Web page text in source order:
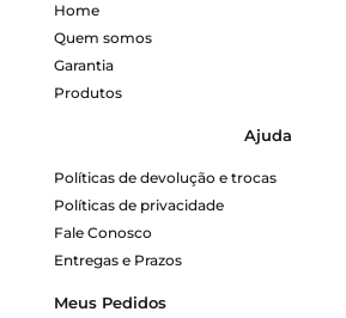
Home
Quem somos
Garantia
Produtos
Ajuda
Políticas de devolução e trocas
Políticas de privacidade
Fale Conosco
Entregas e Prazos
Meus Pedidos